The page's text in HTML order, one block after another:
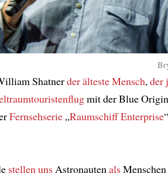
Shatnerder älteste Mensch, der
mit der Blue
Fernsehserie „Raumschiff Enterprise
stellen uns Astronauten alsMenschen